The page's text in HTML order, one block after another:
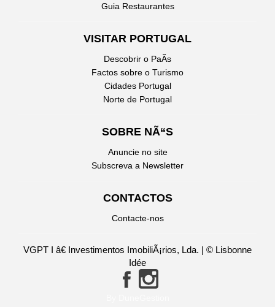
Guia Restaurantes
VISITAR PORTUGAL
Descobrir o PaÃ­s
Factos sobre o Turismo
Cidades Portugal
Norte de Portugal
SOBRE NÃ“S
Anuncie no site
Subscreva a Newsletter
CONTACTOS
Contacte-nos
VGPT I â€ Investimentos ImobiliÃ¡rios, Lda. | © Lisbonne
Idée